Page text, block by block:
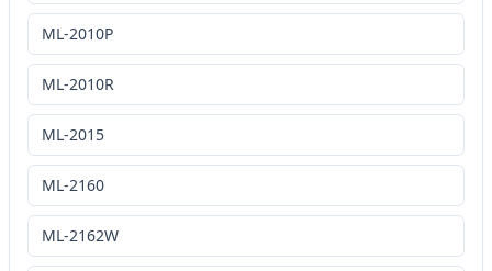
ML-2010P
ML-2010R
ML-2015
ML-2160
ML-2162W